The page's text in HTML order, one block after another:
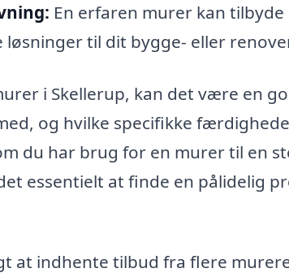
En erfaren murer kan
løsninger til dit bygge- eller
i Skellerup, kan det være en
og hvilke specifikke
du har brug for en murer til en
essentielt at finde en pålidelig
at indhente tilbud fra flere